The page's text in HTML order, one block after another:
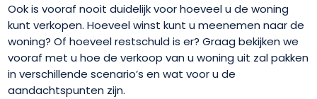
Ook is vooraf nooit duidelijk voor hoeveel u de woning
kunt verkopen. Hoeveel winst kunt u meenemen naar de
woning? Of hoeveel restschuld is er? Graag bekijken we
vooraf met u hoe de verkoop van u woning uit zal pakken
in verschillende scenario’s en wat voor u de
aandachtspunten zijn.